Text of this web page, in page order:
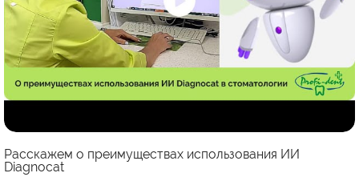
Расскажем о преимуществах использования ИИ
Diagnocat